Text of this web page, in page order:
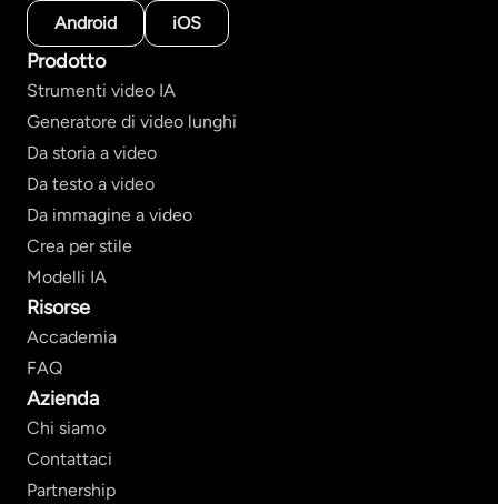
Android
iOS
Prodotto
Strumenti video IA
Generatore di video lunghi
Da storia a video
Da testo a video
Da immagine a video
Crea per stile
Modelli IA
Risorse
Accademia
FAQ
Azienda
Chi siamo
Contattaci
Partnership